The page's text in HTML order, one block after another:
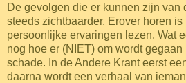
De gevolgen die er kunnen zijn van
steeds zichtbaarder. Erover horen is
persoonlijke ervaringen lezen. Wat
nog hoe er (NIET) om wordt
schade. In de Andere Krant eerst
daarna wordt een verhaal van